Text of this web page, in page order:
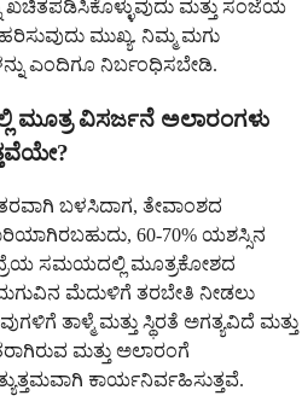
ಖಚಿತಪಡಿಸಿಕೊಳ್ಳುವುದು ಮತ್ತು ಸಂಜೆಯ
ಮುಖ್ಯ. ನಿಮ್ಮ ಮಗು
ಎಂದಿಗೂ ನಿರ್ಬಂಧಿಸಬೇಡಿ.
ಮೂತ್ರ ವಿಸರ್ಜನೆ ಅಲಾರಂಗಳು
ಬಳಸಿದಾಗ, ತೇವಾಂಶದ
60-70% ಯಶಸ್ಸಿನ
ಸಮಯದಲ್ಲಿ ಮೂತ್ರಕೋಶದ
ಮಗುವಿನ ಮೆದುಳಿಗೆ ತರಬೇತಿ ನೀಡಲು
ತಾಳ್ಮೆ ಮತ್ತು ಸ್ಥಿರತೆ ಅಗತ್ಯವಿದೆ ಮತ್ತು
ಮತ್ತು ಅಲಾರಂಗೆ
ಕಾರ್ಯನಿರ್ವಹಿಸುತ್ತವೆ.